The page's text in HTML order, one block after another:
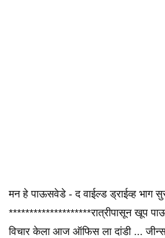
मन हे पाऊसवेडे - द वाईल्ड ड्राईव्ह भाग
********************रात्रीपासून खूप
विचार केला आज ऑफिस ला दांडी ... जीन्स